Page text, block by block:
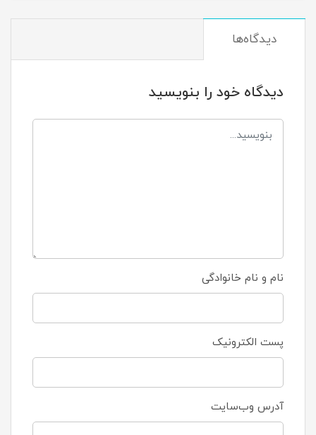
دیدگاه‌ها
دیدگاه خود را بنویسید
نام و نام خانوادگی
پست الکترونیک
آدرس وب‌سایت